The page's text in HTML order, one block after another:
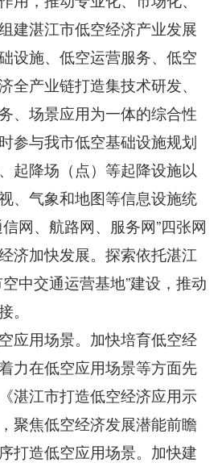
建湛江市低空经济产业发展
设施、低空运营服务、低空
全产业链打造集技术研发、
、场景应用为一体的综合性
参与我市低空基础设施规划
起降场（点）等起降设施以
、气象和地图等信息设施统
网、航路网、服务网”四张网
济加快发展。探索依托湛江
中交通运营基地”建设，推动
。
应用场景。加快培育低空经
力在低空应用场景等方面先
湛江市打造低空经济应用示
聚焦低空经济发展潜能前瞻
打造低空应用场景。加快建